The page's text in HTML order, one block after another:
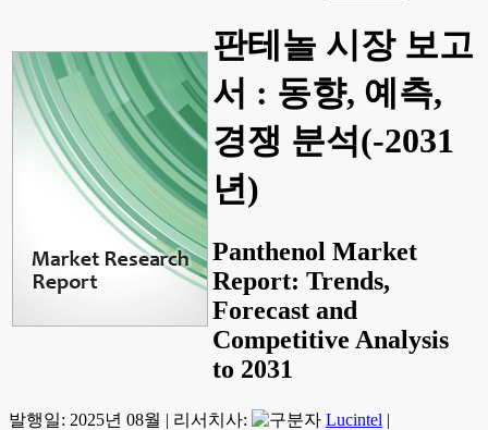
판테놀 시장 보고
서 : 동향, 예측,
경쟁 분석(-2031
년)
Panthenol Market
Report: Trends,
Forecast and
Competitive Analysis
to 2031
발행일: 2025년 08월 | 리서치사: Lucintel |